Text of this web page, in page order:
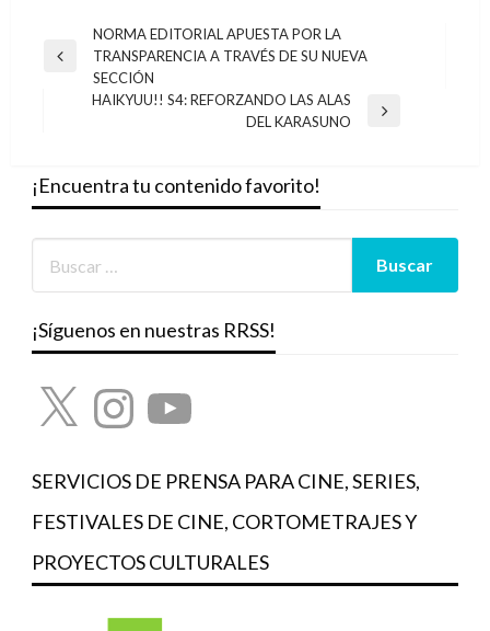
Navegación
de
entradas
Entrada
anterior
NORMA EDITORIAL APUESTA POR LA
TRANSPARENCIA A TRAVÉS DE SU NUEVA
SECCIÓN
HAIKYUU!! S4: REFORZANDO LAS ALAS
DEL KARASUNO
¡Encuentra tu contenido favorito!
¡Síguenos en nuestras RRSS!
X InstagramYouTube
SERVICIOS DE PRENSA PARA CINE, SERIES,
FESTIVALES DE CINE, CORTOMETRAJES Y
PROYECTOS CULTURALES